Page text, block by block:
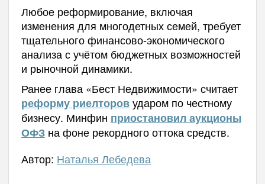
Любое реформирование, включая
изменения для многодетных семей, требует
тщательного финансово-экономического
анализа с учётом бюджетных возможностей
и рыночной динамики.
Ранее глава «Бест Недвижимости» считает
реформу риелторовударом по честному
бизнесу. Минфин приостановил аукционы
ОФЗна фоне рекордного оттока средств.
Автор: Наталья Лебедева